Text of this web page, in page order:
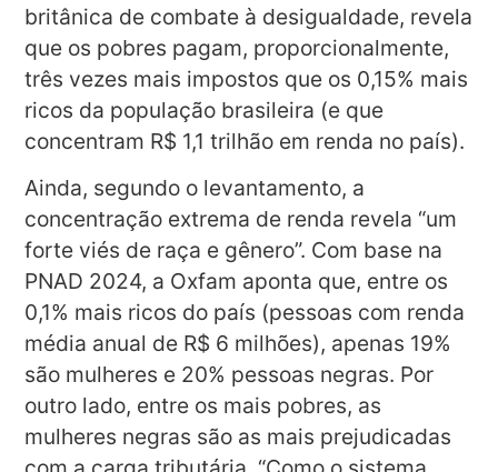
britânica de combate à desigualdade, revela
que os pobres pagam, proporcionalmente,
três vezes mais impostos que os 0,15% mais
ricos da população brasileira (e que
concentram R$ 1,1 trilhão em renda no país).
Ainda, segundo o levantamento, a
concentração extrema de renda revela “um
forte viés de raça e gênero”. Com base na
PNAD 2024, a Oxfam aponta que, entre os
0,1% mais ricos do país (pessoas com renda
média anual de R$ 6 milhões), apenas 19%
são mulheres e 20% pessoas negras. Por
outro lado, entre os mais pobres, as
mulheres negras são as mais prejudicadas